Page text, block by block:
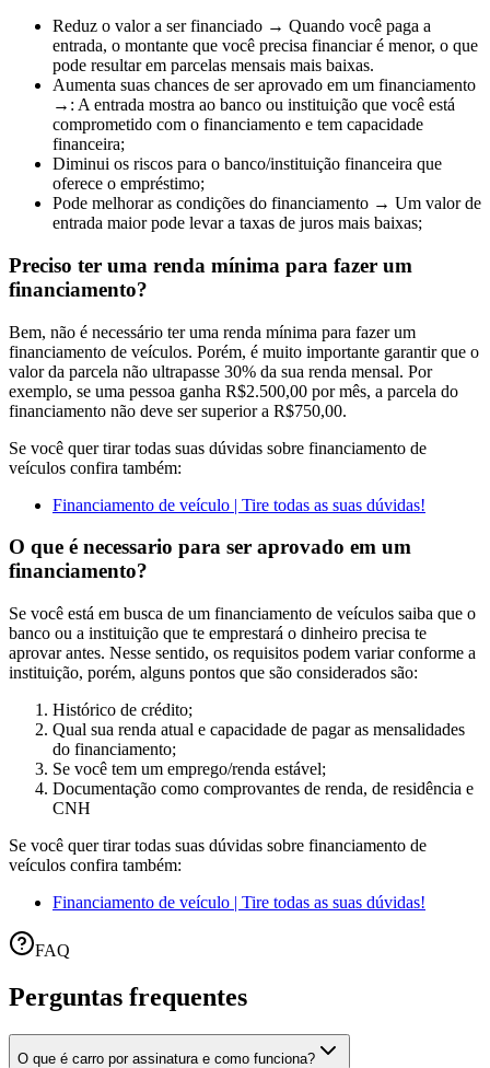
Reduz o valor a ser financiado → Quando você paga a
entrada, o montante que você precisa financiar é menor, o que
pode resultar em parcelas mensais mais baixas.
Aumenta suas chances de ser aprovado em um financiamento
→: A entrada mostra ao banco ou instituição que você está
comprometido com o financiamento e tem capacidade
financeira;
Diminui os riscos para o banco/instituição financeira que
oferece o empréstimo;
Pode melhorar as condições do financiamento → Um valor de
entrada maior pode levar a taxas de juros mais baixas;
Preciso ter uma renda mínima para fazer um
financiamento?
Bem, não é necessário ter uma renda mínima para fazer um
financiamento de veículos. Porém, é muito importante garantir que o
valor da parcela não ultrapasse 30% da sua renda mensal. Por
exemplo, se uma pessoa ganha R$2.500,00 por mês, a parcela do
financiamento não deve ser superior a R$750,00.
Se você quer tirar todas suas dúvidas sobre financiamento de
veículos confira também:
Financiamento de veículo | Tire todas as suas dúvidas!
O que é necessario para ser aprovado em um
financiamento?
Se você está em busca de um financiamento de veículos saiba que o
banco ou a instituição que te emprestará o dinheiro precisa te
aprovar antes. Nesse sentido, os requisitos podem variar conforme a
instituição, porém, alguns pontos que são considerados são:
Histórico de crédito;
Qual sua renda atual e capacidade de pagar as mensalidades
do financiamento;
Se você tem um emprego/renda estável;
Documentação como comprovantes de renda, de residência e
CNH
Se você quer tirar todas suas dúvidas sobre financiamento de
veículos confira também:
Financiamento de veículo | Tire todas as suas dúvidas!
FAQ
Perguntas frequentes
O que é carro por assinatura e como funciona?